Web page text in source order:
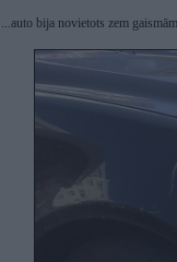
...auto bija novietots zem